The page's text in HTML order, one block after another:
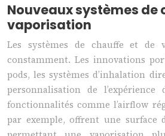
Nouveaux systèmes de
vaporisation
Les systèmes de chauffe et de
constamment. Les innovations
pods, les systèmes d’inhalation
personnalisation de
fonctionnalités comme l’airflow
par exemple, offrent une surface